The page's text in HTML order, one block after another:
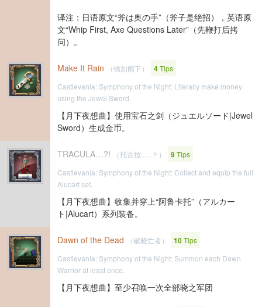
译注：日语原文“斧は奥の手”（斧子是绝招），英语原
文“Whip First, Axe Questions Later”（先鞭打后拷
问）。
Make It Rain （钱如雨下） 4Tips
Castlevania: Symphony of the Night: Literally make money
using the Jewel Sword.
【月下夜想曲】使用宝石之剑（ジュエルソード|Jewel
Sword）生成金币。
TRACULA…?! （托古拉......？） 9Tips
Castlevania: Symphony of the Night: Collect and equip the full
Alucart set.
【月下夜想曲】收集并穿上“阿鲁卡托”（アルカー
ト|Alucart）系列装备。
Dawn of the Dead （破晓亡者） 10Tips
Castlevania: Symphony of the Night: Summon each Dawn
Warrior at least once.
【月下夜想曲】至少召唤一次全部晓之军团